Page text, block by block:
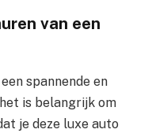
van een
spannende en
is belangrijk om
je deze luxe auto